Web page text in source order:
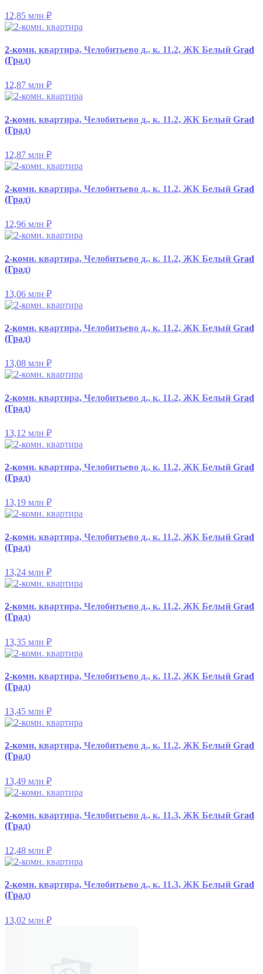
12,85 млн ₽
2-комн. квартира, Челобитьево д., к. 11.2, ЖК Белый Grad
(Град)
12,87 млн ₽
2-комн. квартира, Челобитьево д., к. 11.2, ЖК Белый Grad
(Град)
12,87 млн ₽
2-комн. квартира, Челобитьево д., к. 11.2, ЖК Белый Grad
(Град)
12,96 млн ₽
2-комн. квартира, Челобитьево д., к. 11.2, ЖК Белый Grad
(Град)
13,06 млн ₽
2-комн. квартира, Челобитьево д., к. 11.2, ЖК Белый Grad
(Град)
13,08 млн ₽
2-комн. квартира, Челобитьево д., к. 11.2, ЖК Белый Grad
(Град)
13,12 млн ₽
2-комн. квартира, Челобитьево д., к. 11.2, ЖК Белый Grad
(Град)
13,19 млн ₽
2-комн. квартира, Челобитьево д., к. 11.2, ЖК Белый Grad
(Град)
13,24 млн ₽
2-комн. квартира, Челобитьево д., к. 11.2, ЖК Белый Grad
(Град)
13,35 млн ₽
2-комн. квартира, Челобитьево д., к. 11.2, ЖК Белый Grad
(Град)
13,45 млн ₽
2-комн. квартира, Челобитьево д., к. 11.2, ЖК Белый Grad
(Град)
13,49 млн ₽
2-комн. квартира, Челобитьево д., к. 11.3, ЖК Белый Grad
(Град)
12,48 млн ₽
2-комн. квартира, Челобитьево д., к. 11.3, ЖК Белый Grad
(Град)
13,02 млн ₽